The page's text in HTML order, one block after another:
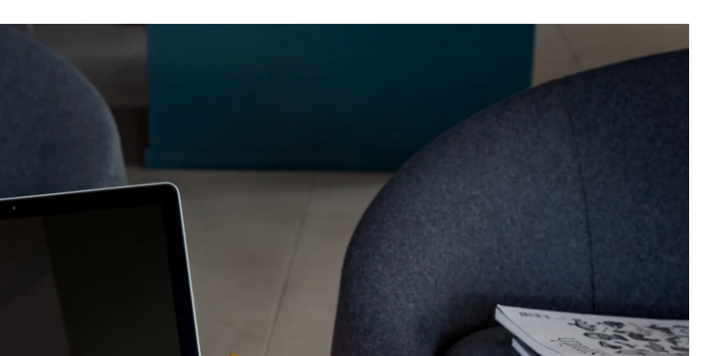
Grenoble Jardin Hoche
Paris Gare de l'Est
Paris La Défense
Paris Porte de Versailles
Paris Rueil-Malmaison